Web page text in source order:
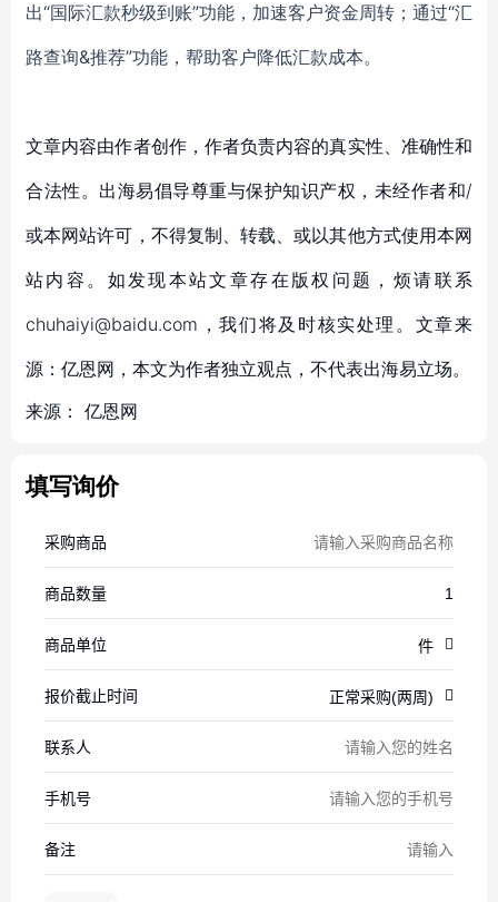
出“国际汇款秒级到账”功能， 加速客户资金周转 ；通过“汇
路查询&推荐”功能， 帮助客户降低汇款成本。
文章内容由作者创作，作者负责内容的真实性、准确性和
合法性。出海易倡导尊重与保护知识产权，未经作者和/
或本网站许可，不得复制、转载、或以其他方式使用本网
站内容。如发现本站文章存在版权问题，烦请联系
chuhaiyi@baidu.com，我们将及时核实处理。文章来
源：亿恩网，本文为作者独立观点，不代表出海易立场。
来源： 亿恩网
填写询价